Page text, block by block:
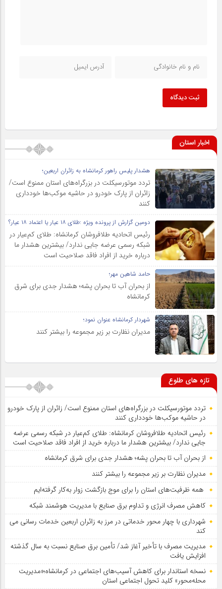
ثبت دیدگاه
اخبار استان
هشدار پلیس راهور کرمانشاه به زائران اربعین؛
تردد موتورسیکلت در بزرگراه‌های استان ممنوع است/
زائران از پارک خودرو در حاشیه موکب‌ها خودداری
کنند
دومین گزارش از پرونده ویژه :طلای ۱۸ عیار یا اعتماد ۱۸ عیار؟
رئیس اتحادیه طلافروشان کرمانشاه: طلای کم‌عیار در
شبکه رسمی عرضه جایی ندارد/ بیشترین هشدار ما
درباره خرید از افراد فاقد صلاحیت است
حامد شاهین مهر؛
از بحران آب تا بحران پشه؛ هشدار جدی برای شرق
کرمانشاه
شهردار کرمانشاه عنوان نمود؛
مدیران نظارت بر زیر مجموعه را بیشتر کنند
تازه های طلوع
تردد موتورسیکلت در بزرگراه‌های استان ممنوع است/ زائران از پارک خودرو
در حاشیه موکب‌ها خودداری کنند
رئیس اتحادیه طلافروشان کرمانشاه: طلای کم‌عیار در شبکه رسمی عرضه
جایی ندارد/ بیشترین هشدار ما درباره خرید از افراد فاقد صلاحیت است
از بحران آب تا بحران پشه؛ هشدار جدی برای شرق کرمانشاه
مدیران نظارت بر زیر مجموعه را بیشتر کنند
همه ظرفیت‌های استان را برای موج بازگشت زوار به‌کار گرفته‌ایم
کاهش مصرف انرژی و تداوم برق صنایع با مدیریت هوشمند شبکه
شهرداری با چهار محور خدماتی در مرز به زائران اربعین خدمات رسانی می
کند
مدیریت مصرف با تأخیر آغاز شد/ تأمین برق صنایع نسبت به سال گذشته
افزایش یافت
نسخه استاندار برای کاهش آسیب‌های اجتماعی در کرمانشاه؛«مدیریت
محله‌محور» کلید تحول اجتماعی استان